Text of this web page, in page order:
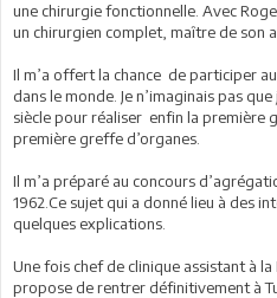
une chirurgie fonctionnelle. Avec
un chirurgien complet, maître de son
Il m’a offert la chance de participer
dans le monde. Je n’imaginais pas
siècle pour réaliser enfin la première
première greffe d’organes.
Il m’a préparé au concours
1962.Ce sujet qui a donné lieu à des
quelques explications.
Une fois chef de clinique assistant à
propose de rentrer définitivement à